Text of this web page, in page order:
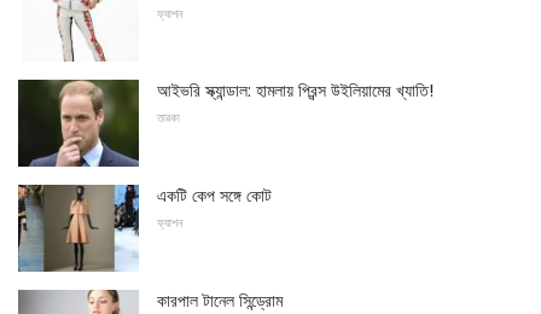
ফ্যাশন
আইভরি স্ক্যান্ডাল: হামলায় প্রিন্স উইলিয়ামের খ্যাতি!
তারকা
একটি কেপ সঙ্গে কোট
ফ্যাশন
কারপাল টানেল সিন্ড্রোম